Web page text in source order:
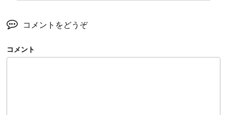
コメントをどうぞ
コメント